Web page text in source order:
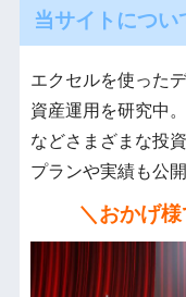
当サイトについ
エクセルを使った
資産運用を研究中
などさまざまな投
プランや実績も公
＼おかげ